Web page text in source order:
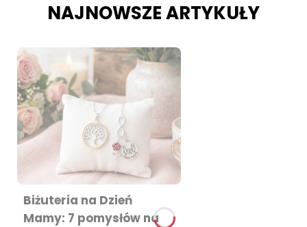
NAJNOWSZE ARTYKUŁY
Biżuteria na Dzień
Mamy: 7 pomysłów na